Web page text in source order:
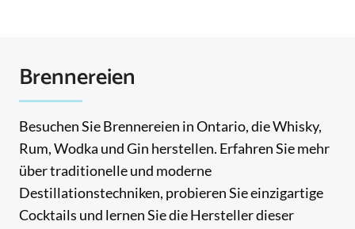
Brennereien
Besuchen Sie Brennereien in Ontario, die Whisky,
Rum, Wodka und Gin herstellen. Erfahren Sie mehr
über traditionelle und moderne
Destillationstechniken, probieren Sie einzigartige
Cocktails und lernen Sie die Hersteller dieser